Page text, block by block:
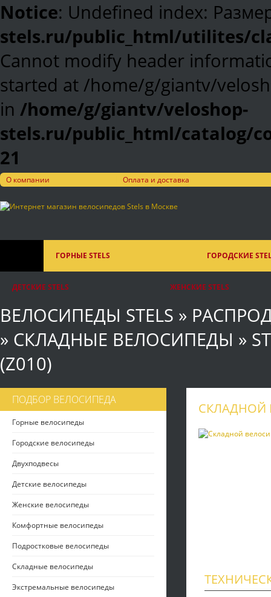
Notice: Undefined index:
stels.ru/public_html/utilites/
Cannot modify header
started at /home/g/giantv/
in /home/g/giantv/veloshop-
stels.ru/public_html/catalog/
21
О компании Оплата и доставка
ГОРНЫЕ STELS ГОРОДСКИЕ
ДЕТСКИЕ STELS ЖЕНСКИЕ STELS
ВЕЛОСИПЕДЫ STELS »
» СКЛАДНЫЕ ВЕЛОСИПЕДЫ »
(Z010)
ПОДБОР ВЕЛОСИПЕДА
Горные велосипеды
Городские велосипеды
Двухподвесы
Детские велосипеды
Женские велосипеды
Комфортные велосипеды
Подростковые велосипеды
Складные велосипеды
Экстремальные велосипеды
СКЛАДНОЙ